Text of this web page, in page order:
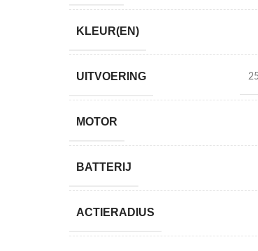
KLEUR(EN)
UITVOERING
MOTOR
BATTERIJ
ACTIERADIUS